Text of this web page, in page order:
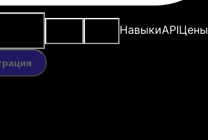
НавыкиAPIЦены